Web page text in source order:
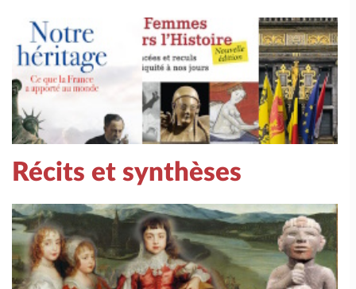
Récits et synthèses